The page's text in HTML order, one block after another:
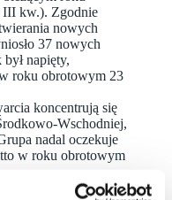
III kw.). Zgodnie
nowych
37 nowych
napięty,
roku obrotowym 23
koncentrują się
Wschodniej,
nadal oczekuje
w roku obrotowym